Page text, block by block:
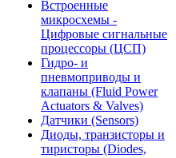
Встроенные
микросхемы -
Цифровые сигнальные
процессоры (ЦСП)
Гидро- и
пневмоприводы и
клапаны (Fluid Power
Actuators & Valves)
Датчики (Sensors)
Диоды, транзисторы и
тиристоры (Diodes,